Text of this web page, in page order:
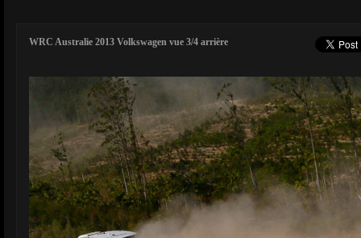
WRC Australie 2013 Volkswagen vue 3/4 arrière